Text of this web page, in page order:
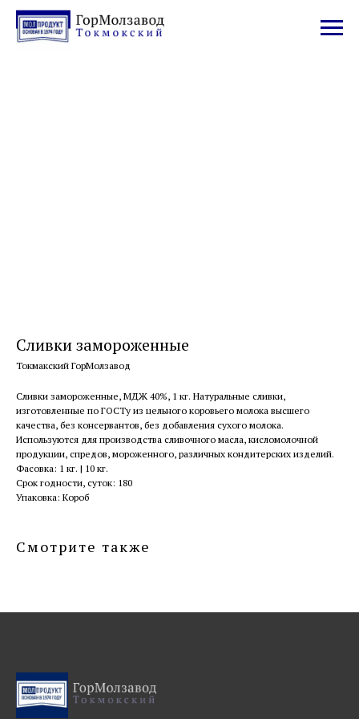
Сливки замороженные
Токмакский ГорМолзавод
Сливки замороженные, МДЖ 40%, 1 кг. Натуральные сливки,
изготовленные по ГОСТу из цельного коровьего молока высшего
качества, без консервантов, без добавления сухого молока.
Используются для производства сливочного масла, кисломолочной
продукции, спредов, мороженного, различных кондитерских изделий.
Фасовка: 1 кг. | 10 кг.
Срок годности, суток: 180
Упаковка: Короб
Смотрите также